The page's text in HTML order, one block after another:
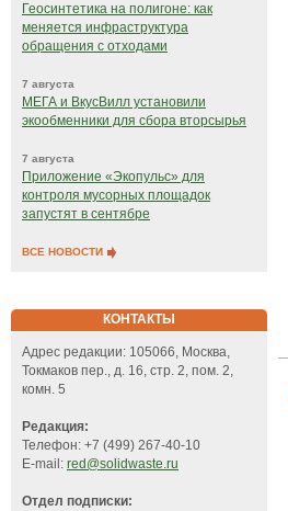
Геосинтетика на полигоне: как
меняется инфраструктура
обращения с отходами
7 августа
МЕГА и ВкусВилл установили
экообменники для сбора вторсырья
7 августа
Приложение «Экопульс» для
контроля мусорных площадок
запустят в сентябре
ВСЕ НОВОСТИ
КОНТАКТЫ
Адрес редакции: 105066, Москва,
Токмаков пер., д. 16, стр. 2, пом. 2,
комн. 5
Редакция:
Телефон: +7 (499) 267-40-10
E-mail: red@solidwaste.ru
Отдел подписки: